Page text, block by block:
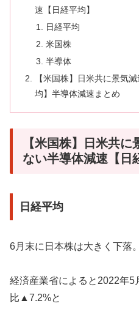
速【日経平均】
日経平均
米国株
半導体
【米国株】日米共に景気
均】半導体減速まとめ
【米国株】日米共に
ない半導体減速【日
日経平均
6月末に日本株は大きく下落。
経済産業省によると2022年5
比▲7.2%と